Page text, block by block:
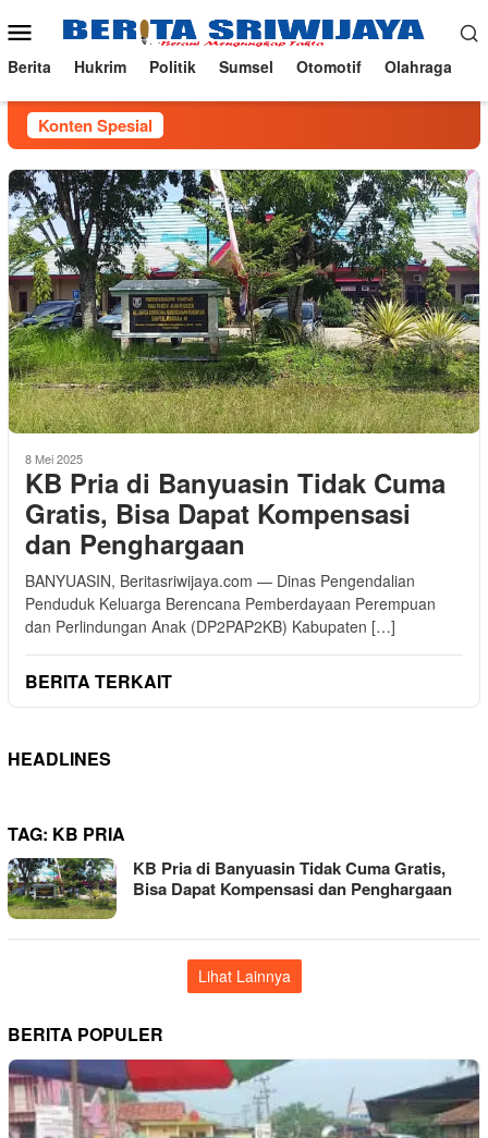
ke
konten
Menu
Mobile
Berita Hukrim Politik Sumsel Otomotif Olahraga
Konten Spesial
8 Mei 2025
KB Pria di Banyuasin Tidak Cuma
Gratis, Bisa Dapat Kompensasi
dan Penghargaan
BANYUASIN, Beritasriwijaya.com — Dinas Pengendalian
Penduduk Keluarga Berencana Pemberdayaan Perempuan
dan Perlindungan Anak (DP2PAP2KB) Kabupaten […]
BERITA TERKAIT
HEADLINES
TAG: KB PRIA
KB Pria di Banyuasin Tidak Cuma Gratis,
Bisa Dapat Kompensasi dan Penghargaan
Lihat Lainnya
BERITA POPULER